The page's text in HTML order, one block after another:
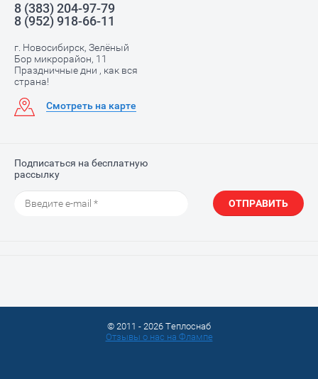
8 (383) 204-97-79
8 (952) 918-66-11
г. Новосибирск, Зелёный
Бор микрорайон, 11
Праздничные дни , как вся
страна!
Смотреть на карте
Подписаться на бесплатную
рассылку
ОТПРАВИТЬ
© 2011 - 2026 Теплоснаб
Отзывы о нас на Флампе